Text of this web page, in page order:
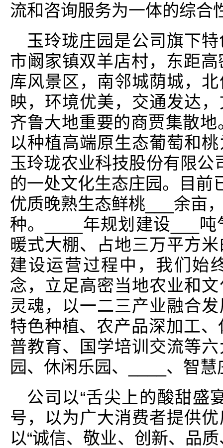
流和咨询服务为一体的综合
玉玲珑庄园是公司旗下
市阚家镇双羊店村，东距
库风景区，南邻城荫城，
映，环境优美，交通发达
齐鲁大地重要的商贾集散
以种植高端原生态葡萄和
玉玲珑农业科技股份有限
的一处文化生态庄园。目前
优质晚熟生态鲜桃___余亩
种。____年规划建设___
暖式大棚、占地三万平方
建设运营过程中，我们始
念，立足高密当地农业和
灵魂，以一二三产业融合
特色种植、农产品深加工
普教育、国学培训交流等
园、休闲乐园、____、智慧
公司以“舌尖上的酸甜盛
号，以为广大消费者提供
以“诚信、敬业、创新、品